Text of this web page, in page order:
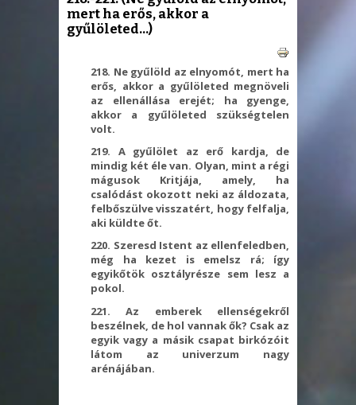
mert ha erős, akkor a
gyűlöleted...)
218. Ne gyűlöld az elnyomót, mert ha
erős, akkor a gyűlöleted megnöveli
az ellenállása erejét; ha gyenge,
akkor a gyűlöleted szükségtelen
volt.
219. A gyűlölet az erő kardja, de
mindig két éle van. Olyan, mint a régi
mágusok Kritjája, amely, ha
csalódást okozott neki az áldozata,
felbőszülve visszatért, hogy felfalja,
aki küldte őt.
220. Szeresd Istent az ellenfeledben,
még ha kezet is emelsz rá; így
egyikőtök osztályrésze sem lesz a
pokol.
221. Az emberek ellenségekről
beszélnek, de hol vannak ők? Csak az
egyik vagy a másik csapat birkózóit
látom az univerzum nagy
arénájában.